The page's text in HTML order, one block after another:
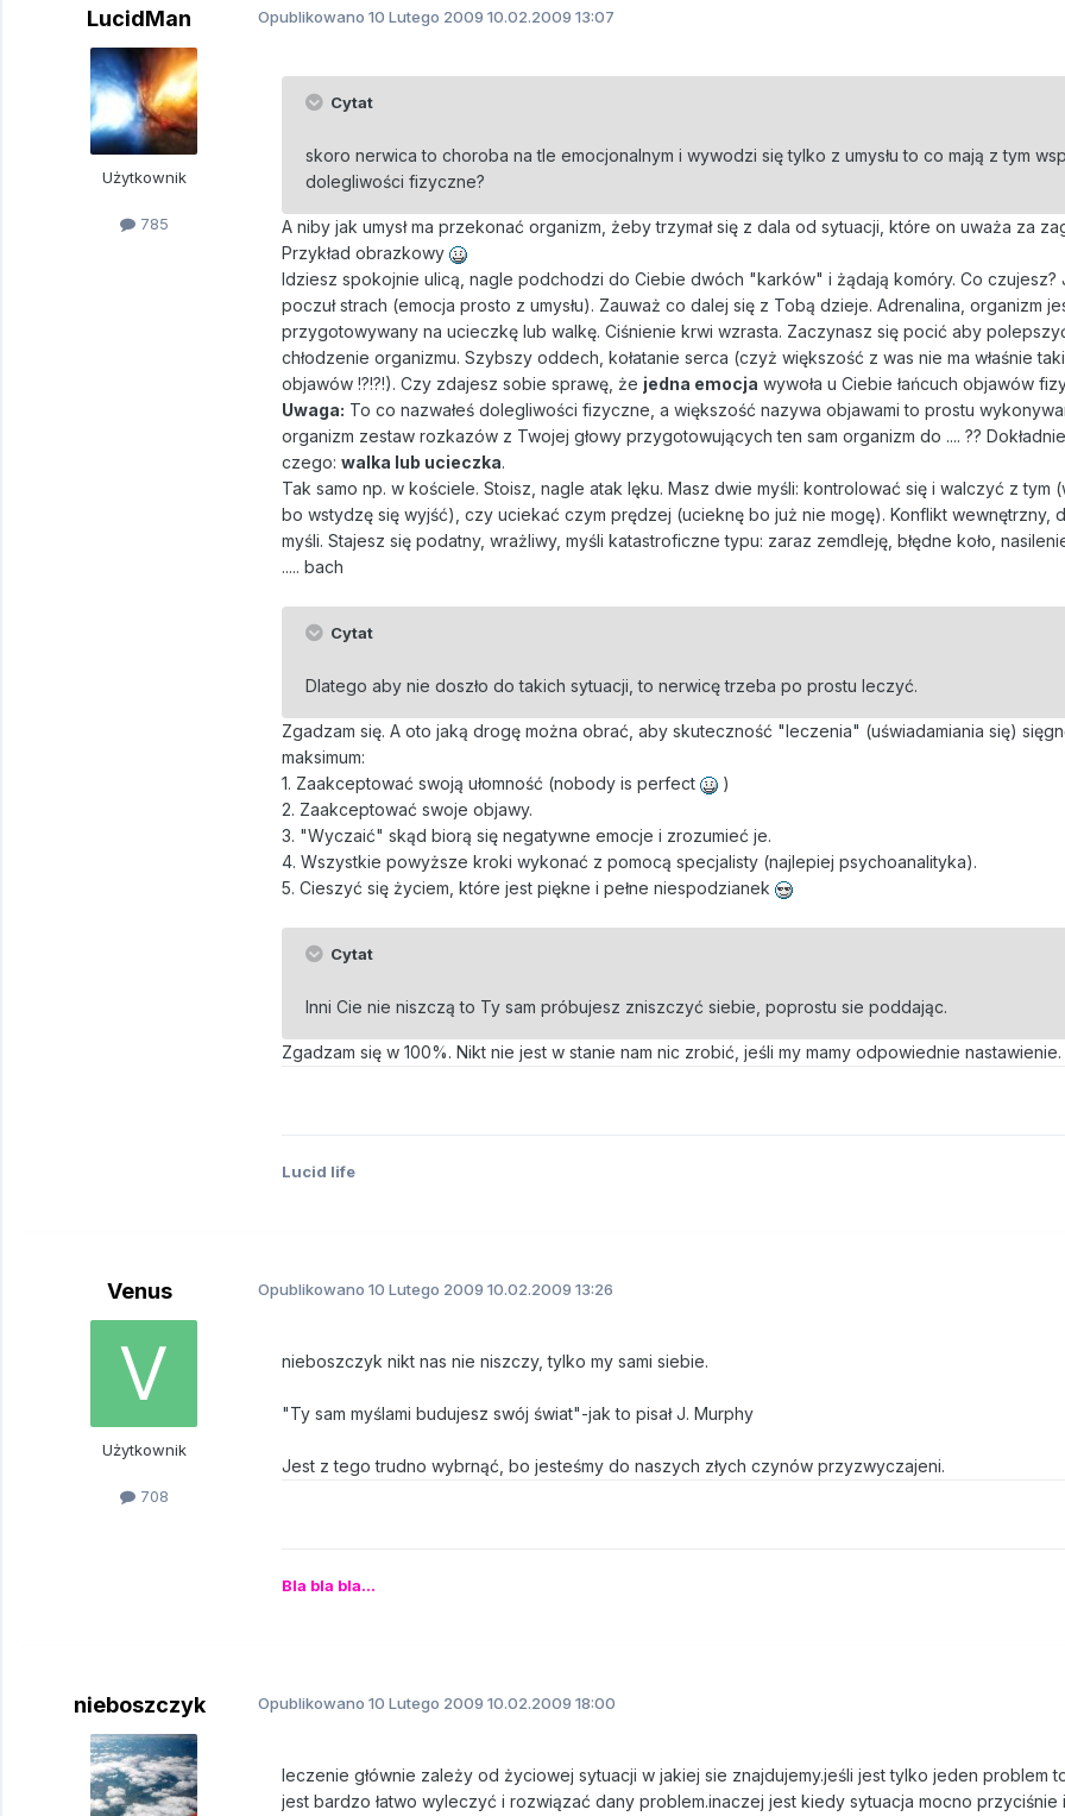
LucidMan
Użytkownik
785
Opublikowano 10 Lutego 2009 10.02.2009 13:07
Cytat
skoro nerwica to choroba na tle emocjonalnym i wywodzi się tylko z umysłu to co mają z tym
dolegliwości fizyczne?
A niby jak umysł ma przekonać organizm, żeby trzymał się z dala od sytuacji, które on uważa za
Przykład obrazkowy
Idziesz spokojnie ulicą, nagle podchodzi do Ciebie dwóch "karków" i żądają komóry. Co czujesz?
poczuł strach (emocja prosto z umysłu). Zauważ co dalej się z Tobą dzieje. Adrenalina, organizm
przygotowywany na ucieczkę lub walkę. Ciśnienie krwi wzrasta. Zaczynasz się pocić aby
chłodzenie organizmu. Szybszy oddech, kołatanie serca (czyż większość z was nie ma właśnie
objawów !?!?!). Czy zdajesz sobie sprawę, że jedna emocja wywoła u Ciebie łańcuch objawów
Uwaga: To co nazwałeś dolegliwości fizyczne, a większość nazywa objawami to prostu
organizm zestaw rozkazów z Twojej głowy przygotowujących ten sam organizm do .... ??
czego: walka lub ucieczka.
Tak samo np. w kościele. Stoisz, nagle atak lęku. Masz dwie myśli: kontrolować się i walczyć z tym
bo wstydzę się wyjść), czy uciekać czym prędzej (ucieknę bo już nie mogę). Konflikt wewnętrzny,
myśli. Stajesz się podatny, wrażliwy, myśli katastroficzne typu: zaraz zemdleję, błędne koło,
..... bach
Cytat
Dlatego aby nie doszło do takich sytuacji, to nerwicę trzeba po prostu leczyć.
Zgadzam się. A oto jaką drogę można obrać, aby skuteczność "leczenia" (uświadamiania się)
maksimum:
1. Zaakceptować swoją ułomność (nobody is perfect
)
2. Zaakceptować swoje objawy.
3. "Wyczaić" skąd biorą się negatywne emocje i zrozumieć je.
4. Wszystkie powyższe kroki wykonać z pomocą specjalisty (najlepiej psychoanalityka).
5. Cieszyć się życiem, które jest piękne i pełne niespodzianek
Cytat
Inni Cie nie niszczą to Ty sam próbujesz zniszczyć siebie, poprostu sie poddając.
Zgadzam się w 100%. Nikt nie jest w stanie nam nic zrobić, jeśli my mamy odpowiednie nastawienie.
Lucid life
Venus
Użytkownik
708
Opublikowano 10 Lutego 2009 10.02.2009 13:26
nieboszczyk nikt nas nie niszczy, tylko my sami siebie.
"Ty sam myślami budujesz swój świat"-jak to pisał J. Murphy
Jest z tego trudno wybrnąć, bo jesteśmy do naszych złych czynów przyzwyczajeni.
Bla bla bla...
nieboszczyk Opublikowano 10 Lutego 2009 10.02.2009 18:00
leczenie głównie zależy od życiowej sytuacji w jakiej sie znajdujemy.jeśli jest tylko jeden problem
jest bardzo łatwo wyleczyć i rozwiązać dany problem.inaczej jest kiedy sytuacja mocno przyciśnie